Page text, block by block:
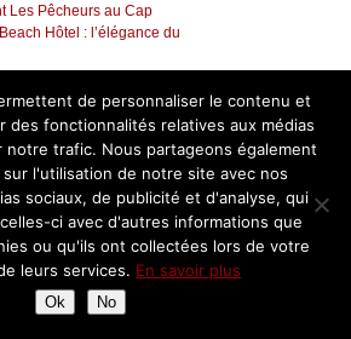
Les Pêcheurs au Cap
Hôtel : l’élégance du
Christopher Coutanceau
: la cuisine éclatante de
et Christophe Bacquié
les 20 ans de la Table de
de personnaliser le contenu et
des fonctionnalités relatives aux médias
notre trafic. Nous partageons également
l'utilisation de notre site avec nos
sociaux, de publicité et d'analyse, qui
ci avec d'autres informations que
ou qu'ils ont collectées lors de votre
leurs services. En savoir plus
Ok No